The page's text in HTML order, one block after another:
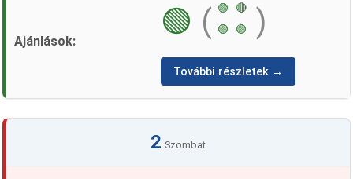
🟢 ( 🟢
🔴
🟢
🟢 )
További részletek →
2 Szombat